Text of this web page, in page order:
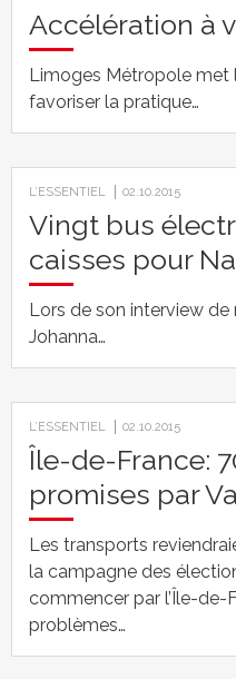
Accélération à
Limoges Métropole met
favoriser la pratique…
L’ESSENTIEL 02.10.2015
Vingt bus
caisses pour
Lors de son interview de
Johanna…
L’ESSENTIEL 02.10.2015
Île-de-France:
promises par
Les transports
la campagne des
commencer par l’Île-de-
problèmes…